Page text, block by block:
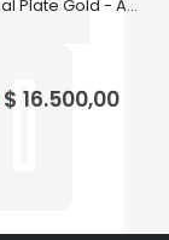
Planchita GA.MA CP14 Led Dual Plate Gold - Aceite de Argan
$ 16.500,00